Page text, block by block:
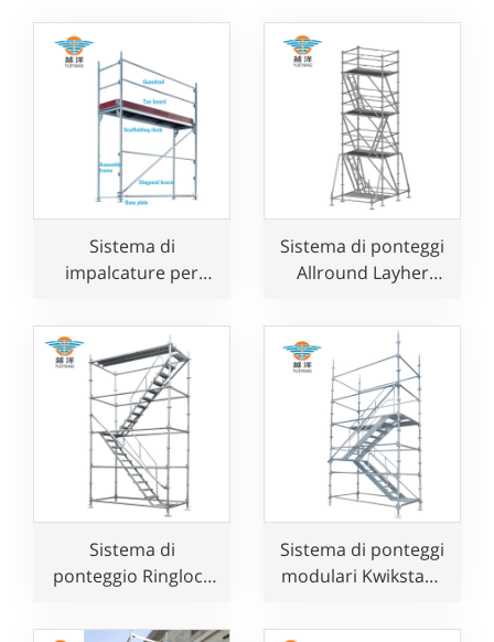
Sistema di
impalcature per
zincato
Sistema di ponteggi
Allround Layher
Sistema di
ponteggio Ringlock
lavori aerei
Sistema di ponteggi
modulari Kwikstage